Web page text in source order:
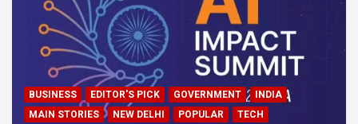
BUSINESS EDITOR'S PICK GOVERNMENT
INDIA
MAIN STORIES
NEW DELHI POPULAR TECH